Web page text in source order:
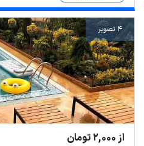
4 تصویر
از 2,000 تومان